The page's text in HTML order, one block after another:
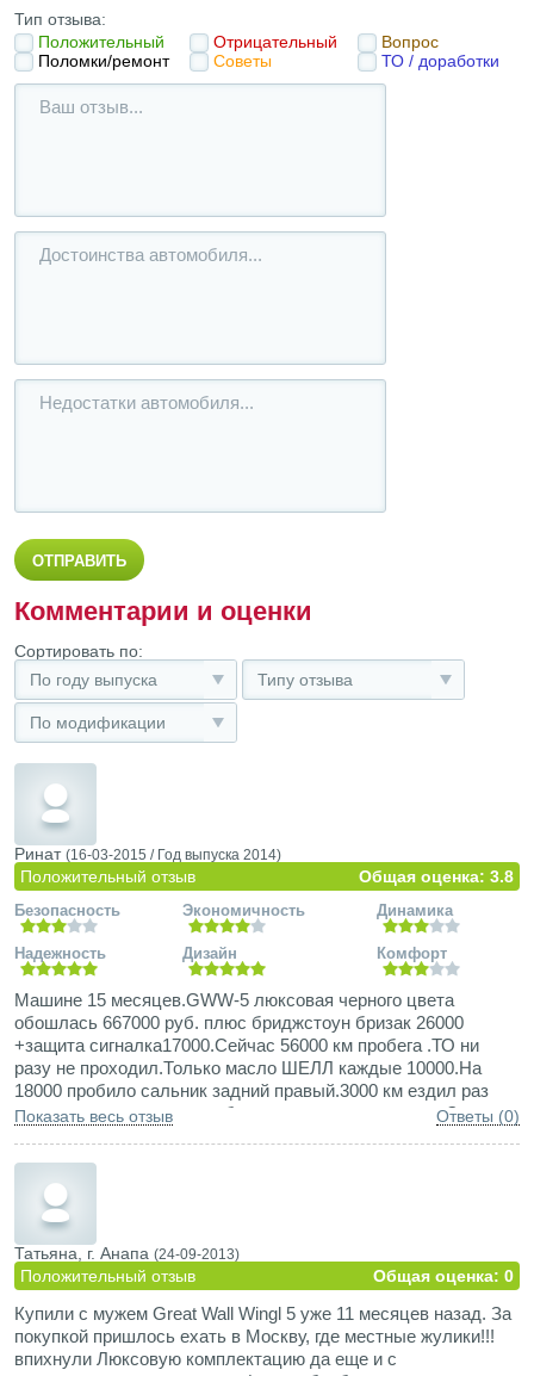
Тип отзыва:
Положительный
Отрицательный
Вопрос
Поломки/ремонт
Советы ТО / доработки
Комментарии и оценки
Сортировать по:
По году выпуска
Типу отзыва
По модификации
Ринат (16-03-2015 / Год выпуска 2014)
Положительный отзыв Общая оценка: 3.8
Безопасность Экономичность Динамика
Надежность Дизайн Комфорт
Машине 15 месяцев.GWW-5 люксовая черного цвета
обошлась 667000 руб. плюс бриджстоун бризак 26000
+защита сигналка17000.Сейчас 56000 км пробега .ТО ни
разу не проходил.Только масло ШЕЛЛ каждые 10000.На
18000 пробило сальник задний правый.3000 км ездил раз
пять доливал в мост - не было времени заниматься.Заказ
все из неполадок.Остальное сам наработал-сперва косулю
сбил ночь была выскочила бедолага а у меня
120.противотуманка правая пострадала и чуть выше бампер
треснул.Зимой Инфинити FX ДОГНАЛ скорость небольшая
была но мороз под 30.Решетка лопнула но продержится еще
долго.ПЕЧКА ГАВ... реально ниже 20 по ногам холод.Окно
без обдува потеет .Шумка хороша.музыка на 3-.Машину
брал для работы . 2 ГЕНЕРАТОРА сварочные прибамбасы
болгарки пропановый баллон 2 3м лестницы бригада в
кабине .Что еще надо неизбалованному рабочему
Показать весь отзыв Ответы (0)
Татьяна, г. Анапа (24-09-2013)
Положительный отзыв Общая оценка: 0
Купили с мужем Great Wall Wingl 5 уже 11 месяцев назад. За
покупкой пришлось ехать в Москву, где местные жулики!!!
впихнули Люксовую комплектацию да еще и с